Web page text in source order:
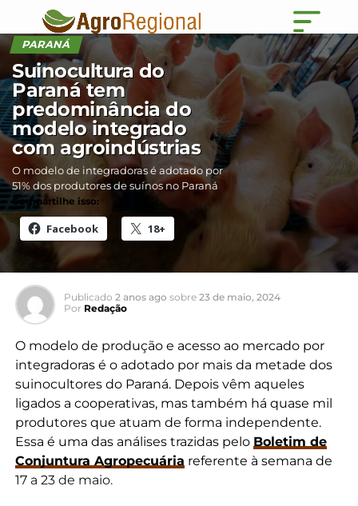
PARANÁ
Suinocultura do
Paraná tem
predominância do
modelo integrado
com agroindústrias
O modelo de integradoras é adotado por
51% dos produtores de suínos no Paraná
Compartilhe isso:
Facebook 18+
Publicado 2 anos ago sobre 23 de maio, 2024
Por Redação
O modelo de produção e acesso ao mercado por
integradoras é o adotado por mais da metade dos
suinocultores do Paraná. Depois vêm aqueles
ligados a cooperativas, mas também há quase mil
produtores que atuam de forma independente.
Essa é uma das análises trazidas pelo Boletim de
Conjuntura Agropecuária referente à semana de
17 a 23 de maio.